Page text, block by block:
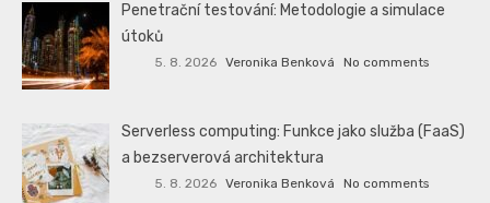
Penetrační testování: Metodologie a simulace
útoků
5. 8. 2026 Veronika Benková No comments
Serverless computing: Funkce jako služba (FaaS)
a bezserverová architektura
5. 8. 2026 Veronika Benková No comments